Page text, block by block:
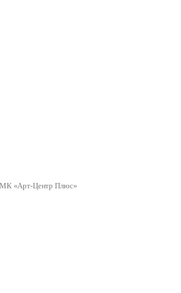
«Арт-Центр Плюс»